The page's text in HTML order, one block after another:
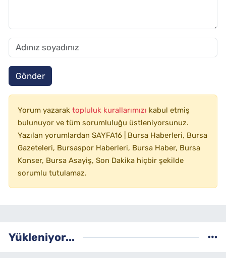
Gönder
Yorum yazarak topluluk kurallarımızı kabul etmiş
bulunuyor ve tüm sorumluluğu üstleniyorsunuz.
Yazılan yorumlardan SAYFA16 | Bursa Haberleri, Bursa
Gazeteleri, Bursaspor Haberleri, Bursa Haber, Bursa
Konser, Bursa Asayiş, Son Dakika hiçbir şekilde
sorumlu tutulamaz.
Yükleniyor...